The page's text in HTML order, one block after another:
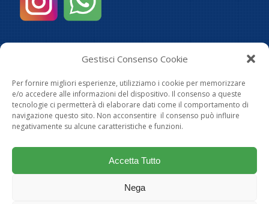
Gestisci Consenso Cookie
Per fornire migliori esperienze, utilizziamo i cookie per memorizzare
e/o accedere alle informazioni del dispositivo. Il consenso a queste
tecnologie ci permetterà di elaborare dati come il comportamento di
navigazione questo sito. Non acconsentire il consenso può influire
negativamente su alcune caratteristiche e funzioni.
Accetta Tutto
Nega
Informazioni
Indirizzo
Strada Statale 45 Bis, 38 - 25020 Poncarale
(Brescia) - Tel. 030.2641032
Orari
dal LUN al VEN ore 8.30/12.30 – 14.30/18.30